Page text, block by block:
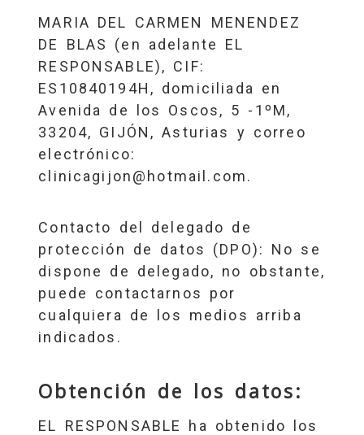
MARIA DEL CARMEN MENENDEZ
DE BLAS
(en adelante EL
RESPONSABLE), CIF:
ES10840194H , domiciliada en
Avenida de los Oscos, 5 -1ºM,
33204, GIJÓN ,Asturias
y correo
electrónico:
clinicagijon@hotmail.com.
Contacto del delegado de
protección de datos (DPO): No se
dispone de delegado, no obstante,
puede contactarnos por
cualquiera de los medios arriba
indicados.
Obtención de los datos:
EL RESPONSABLE ha obtenido los